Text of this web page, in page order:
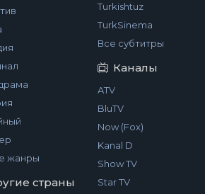
жанры
страны
Turkishtuz
TurkSinema
Все субтитры
Каналы
ATV
BluTV
Now (Fox)
Kanal D
Show TV
Star TV